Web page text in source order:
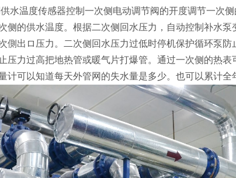
水温度传感器控制一次侧电动调节阀的开度调节一次
侧的供水温度。根据二次侧回水压力，自动控制补水
側出ロ压力。二次侧回水压力过低时停机保护循环泵
压力过高把地热管或暖气片打爆管。通过一次侧的热表
计可以知道每天外管网的失水量是多少。也可以累计全